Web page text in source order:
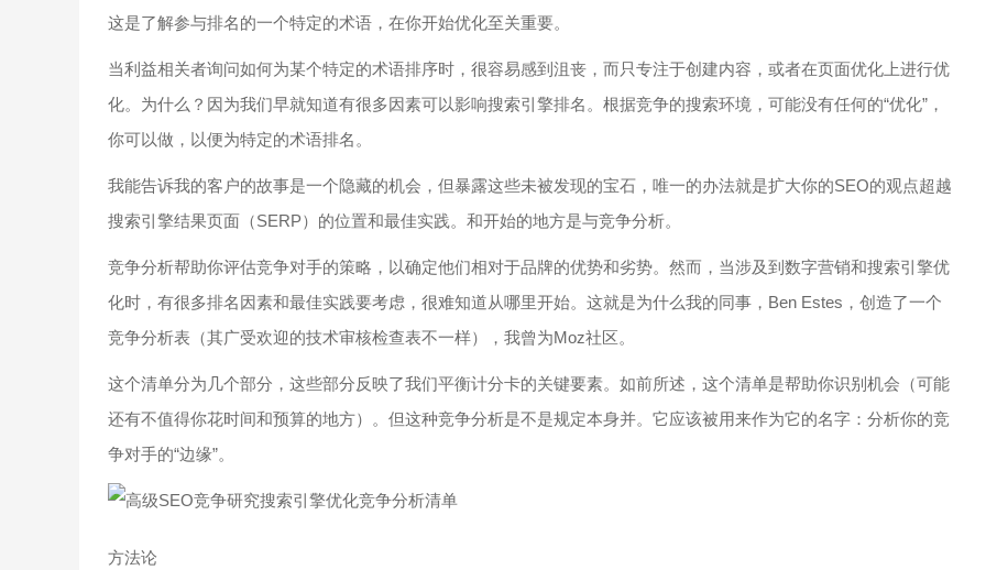
这是了解参与排名的一个特定的术语，在你开始优化至关重要。
当利益相关者询问如何为某个特定的术语排序时，很容易感到沮丧，而只专注于创建内容，或者在页面优化上进行优
化。为什么？因为我们早就知道有很多因素可以影响搜索引擎排名。根据竞争的搜索环境，可能没有任何的“优化”，
你可以做，以便为特定的术语排名。
我能告诉我的客户的故事是一个隐藏的机会，但暴露这些未被发现的宝石，唯一的办法就是扩大你的SEO的观点超越
搜索引擎结果页面（SERP）的位置和最佳实践。和开始的地方是与竞争分析。
竞争分析帮助你评估竞争对手的策略，以确定他们相对于品牌的优势和劣势。然而，当涉及到数字营销和搜索引擎优
化时，有很多排名因素和最佳实践要考虑，很难知道从哪里开始。这就是为什么我的同事，Ben Estes，创造了一个
竞争分析表（其广受欢迎的技术审核检查表不一样），我曾为Moz社区。
这个清单分为几个部分，这些部分反映了我们平衡计分卡的关键要素。如前所述，这个清单是帮助你识别机会（可能
还有不值得你花时间和预算的地方）。但这种竞争分析是不是规定本身并。它应该被用来作为它的名字：分析你的竞
争对手的“边缘”。
方法论